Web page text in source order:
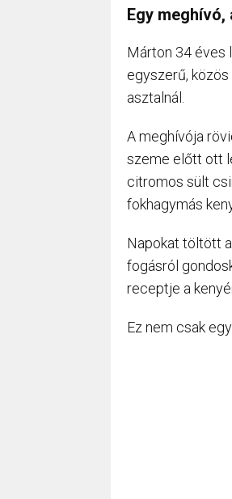
Egy
Márton 34 éves
egyszerű,
asztalnál.
A meghívója
szeme előtt ott
citromos sült
fokhagymás
Napokat töltött
fogásról
receptje a
Ez nem csak